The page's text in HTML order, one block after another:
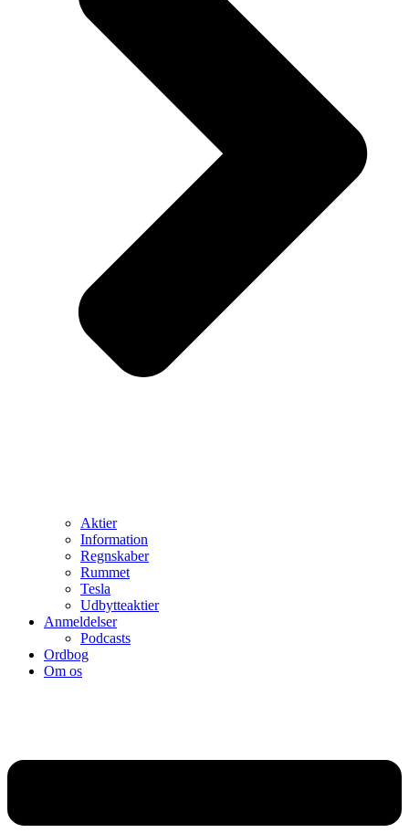
Aktier
Information
Regnskaber
Rummet
Tesla
Udbytteaktier
Anmeldelser
Podcasts
Ordbog
Om os